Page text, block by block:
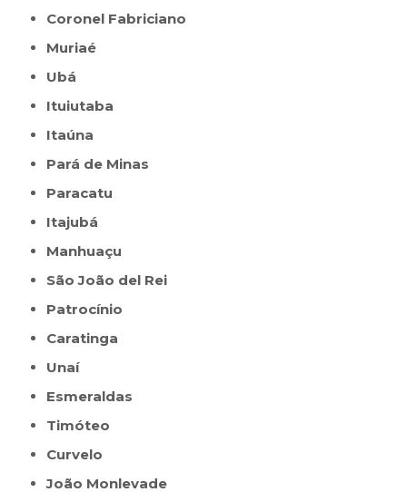
Coronel Fabriciano
Muriaé
Ubá
Ituiutaba
Itaúna
Pará de Minas
Paracatu
Itajubá
Manhuaçu
São João del Rei
Patrocínio
Caratinga
Unaí
Esmeraldas
Timóteo
Curvelo
João Monlevade